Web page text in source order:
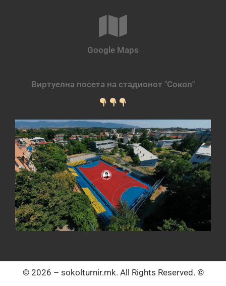
Google Maps
Виртуелна посета на стадионот "Сокол"
© 2026 – sokolturnir.mk. All Rights Reserved. ©